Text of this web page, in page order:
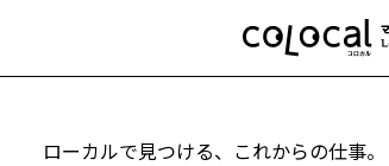
ローカルで見つける、これからの仕事。